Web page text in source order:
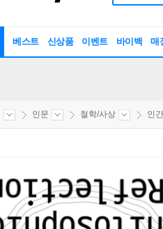
베스트 신상품 이벤트 바이백 매
인문 철학/사상 인